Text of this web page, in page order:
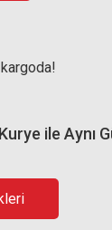
Kurye ile Aynı